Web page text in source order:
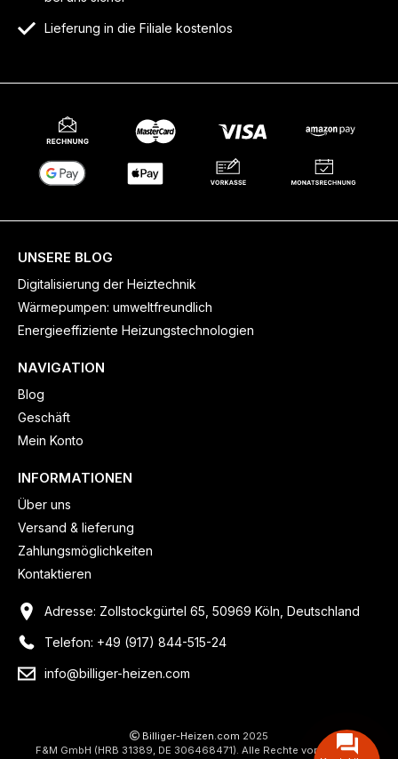
Lieferung in die Filiale kostenlos
UNSERE BLOG
Digitalisierung der Heiztechnik
Wärmepumpen: umweltfreundlich
Energieeffiziente Heizungstechnologien
NAVIGATION
Blog
Geschäft
Mein Konto
INFORMATIONEN
Über uns
Versand & lieferung
Zahlungsmöglichkeiten
Kontaktieren
Adresse: Zollstockgürtel 65, 50969 Köln, Deutschland
Telefon: +49 (917) 844-515-24
info@billiger-heizen.com
Billiger-Heizen.com 2025
F&M GmbH (HRB 31389, DE 306468471). Alle Rechte vorbehalten.